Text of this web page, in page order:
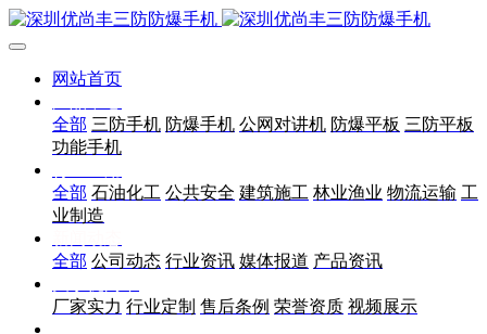
网站首页
全部 三防手机 防爆手机 公网对讲机 防爆平板 三防平板
功能手机
全部 石油化工 公共安全 建筑施工 林业渔业 物流运输 工
业制造
全部 公司动态 行业资讯 媒体报道 产品资讯
厂家实力 行业定制 售后条例 荣誉资质 视频展示